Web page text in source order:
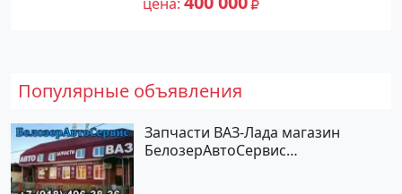
Популярные объявления
Запчасти ВАЗ-Лада магазин
БелозерАвтоСервис